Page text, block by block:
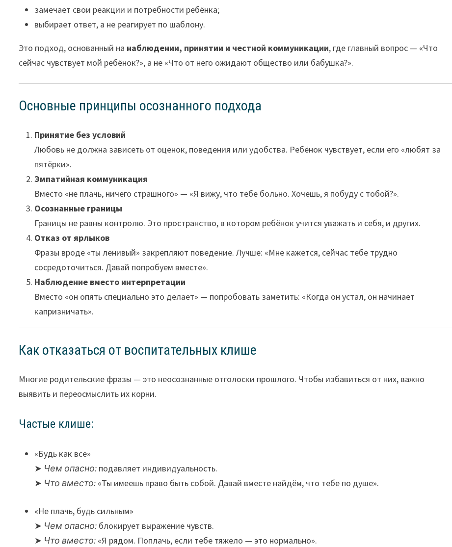
замечает свои реакции и потребности ребёнка;
выбирает ответ, а не реагирует по шаблону.
Это подход, основанный на наблюдении, принятии и честной коммуникации, где главный вопрос — «Что
сейчас чувствует мой ребёнок?», а не «Что от него ожидают общество или бабушка?».
Основные принципы осознанного подхода
Принятие без условий
Любовь не должна зависеть от оценок, поведения или удобства. Ребёнок чувствует, если его «любят за
пятёрки».
Эмпатийная коммуникация
Вместо «не плачь, ничего страшного» — «Я вижу, что тебе больно. Хочешь, я побуду с тобой?».
Осознанные границы
Границы не равны контролю. Это пространство, в котором ребёнок учится уважать и себя, и других.
Отказ от ярлыков
Фразы вроде «ты ленивый» закрепляют поведение. Лучше: «Мне кажется, сейчас тебе трудно
сосредоточиться. Давай попробуем вместе».
Наблюдение вместо интерпретации
Вместо «он опять специально это делает» — попробовать заметить: «Когда он устал, он начинает
капризничать».
Как отказаться от воспитательных клише
Многие родительские фразы — это неосознанные отголоски прошлого. Чтобы избавиться от них, важно
выявить и переосмыслить их корни.
Частые клише:
«Будь как все»
➤ Чем опасно: подавляет индивидуальность.
➤ Что вместо: «Ты имеешь право быть собой. Давай вместе найдём, что тебе по душе».
«Не плачь, будь сильным»
➤ Чем опасно: блокирует выражение чувств.
➤ Что вместо: «Я рядом. Поплачь, если тебе тяжело — это нормально».